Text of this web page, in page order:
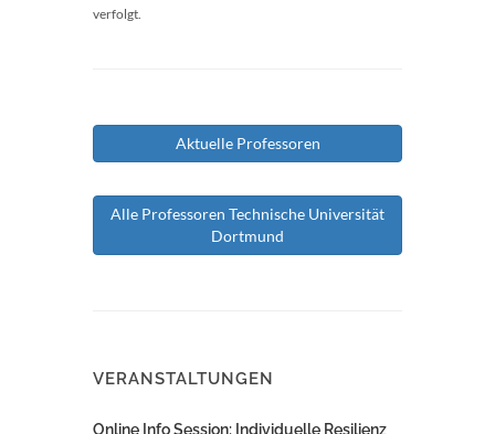
verfolgt.
Aktuelle Professoren
Alle Professoren Technische Universität
Dortmund
VERANSTALTUNGEN
Online Info Session: Individuelle Resilienz